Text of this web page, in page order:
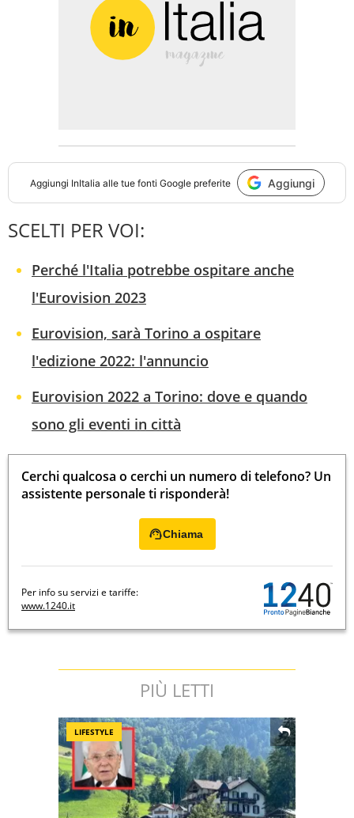
Aggiungi InItalia alle tue fonti Google preferite Aggiungi
SCELTI PER VOI:
Perché l'Italia potrebbe ospitare anche
l'Eurovision 2023
Eurovision, sarà Torino a ospitare
l'edizione 2022: l'annuncio
Eurovision 2022 a Torino: dove e quando
sono gli eventi in città
Cerchi qualcosa o cerchi un numero di telefono? Un
assistente personale ti risponderà!
Chiama
Per info su servizi e tariffe:
www.1240.it
PIÙ LETTI
LIFESTYLE